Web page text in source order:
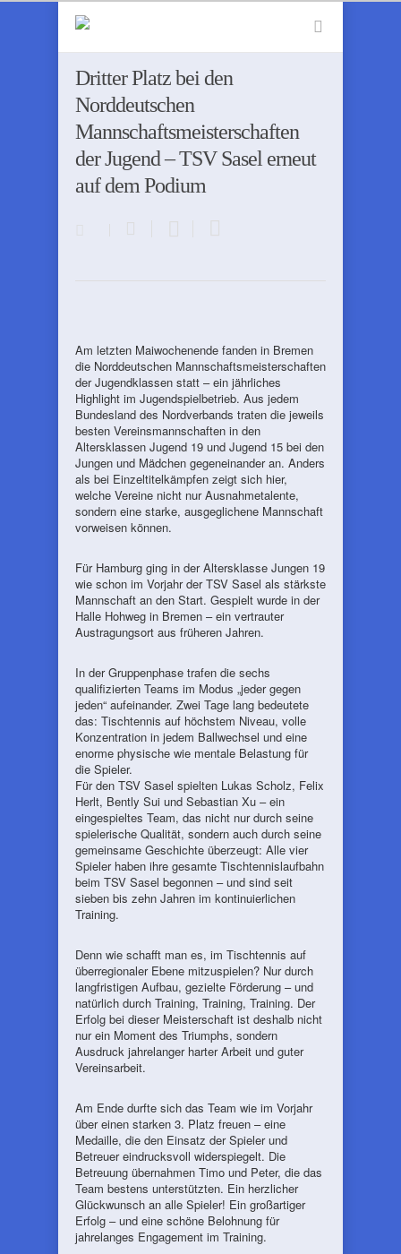
Dritter Platz bei den
Norddeutschen
Mannschaftsmeisterschaften
der Jugend – TSV Sasel erneut
auf dem Podium
Am letzten Maiwochenende fanden in Bremen
die Norddeutschen Mannschaftsmeisterschaften
der Jugendklassen statt – ein jährliches
Highlight im Jugendspielbetrieb. Aus jedem
Bundesland des Nordverbands traten die jeweils
besten Vereinsmannschaften in den
Altersklassen Jugend 19 und Jugend 15 bei den
Jungen und Mädchen gegeneinander an. Anders
als bei Einzeltitelkämpfen zeigt sich hier,
welche Vereine nicht nur Ausnahmetalente,
sondern eine starke, ausgeglichene Mannschaft
vorweisen können.
Für Hamburg ging in der Altersklasse Jungen 19
wie schon im Vorjahr der TSV Sasel als stärkste
Mannschaft an den Start. Gespielt wurde in der
Halle Hohweg in Bremen – ein vertrauter
Austragungsort aus früheren Jahren.
In der Gruppenphase trafen die sechs
qualifizierten Teams im Modus „jeder gegen
jeden“ aufeinander. Zwei Tage lang bedeutete
das: Tischtennis auf höchstem Niveau, volle
Konzentration in jedem Ballwechsel und eine
enorme physische wie mentale Belastung für
die Spieler.
Für den TSV Sasel spielten Lukas Scholz, Felix
Herlt, Bently Sui und Sebastian Xu – ein
eingespieltes Team, das nicht nur durch seine
spielerische Qualität, sondern auch durch seine
gemeinsame Geschichte überzeugt: Alle vier
Spieler haben ihre gesamte Tischtennislaufbahn
beim TSV Sasel begonnen – und sind seit
sieben bis zehn Jahren im kontinuierlichen
Training.
Denn wie schafft man es, im Tischtennis auf
überregionaler Ebene mitzuspielen? Nur durch
langfristigen Aufbau, gezielte Förderung – und
natürlich durch Training, Training, Training. Der
Erfolg bei dieser Meisterschaft ist deshalb nicht
nur ein Moment des Triumphs, sondern
Ausdruck jahrelanger harter Arbeit und guter
Vereinsarbeit.
Am Ende durfte sich das Team wie im Vorjahr
über einen starken 3. Platz freuen – eine
Medaille, die den Einsatz der Spieler und
Betreuer eindrucksvoll widerspiegelt. Die
Betreuung übernahmen Timo und Peter, die das
Team bestens unterstützten. Ein herzlicher
Glückwunsch an alle Spieler! Ein großartiger
Erfolg – und eine schöne Belohnung für
jahrelanges Engagement im Training.